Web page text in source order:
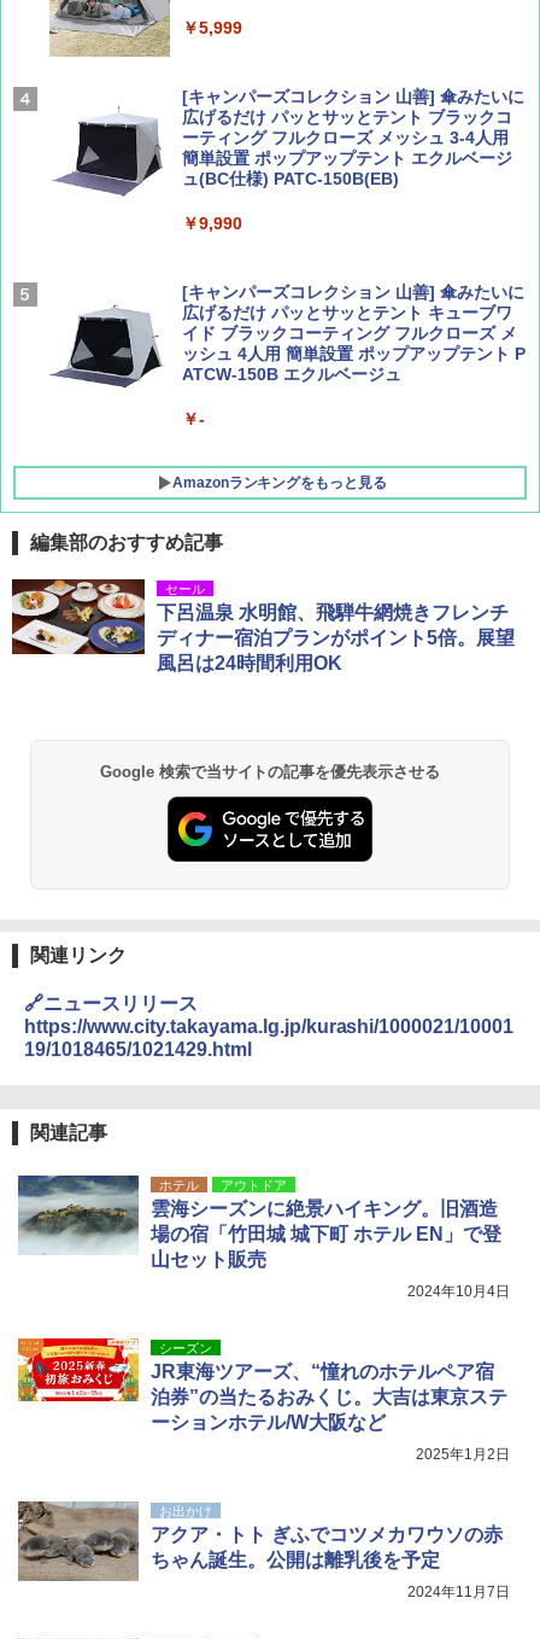
AIRLINE（エアライン）2026年9月号【特
集】ボーイング110周年を祝して！
￥1,760
ァキア 2026～2027 地球の歩き方A ヨーロッ
￥2,277
新しい日本地理 地図・統計・移動から読み
解く (講談社現代新書)
￥1,540
￥5,999
[キャンパーズコレクション 山善] 傘みたいに
広げるだけ パッとサッとテント ブラックコ
ーティング フルクローズ メッシュ 3-4人用
簡単設置 ポップアップテント エクルベージ
ュ(BC仕様) PATC-150B(EB)
￥9,990
[キャンパーズコレクション 山善] 傘みたいに
広げるだけ パッとサッとテント キューブワ
イド ブラックコーティング フルクローズ メ
ッシュ 4人用 簡単設置 ポップアップテント P
ATCW-150B エクルベージュ
￥-
Amazonランキングをもっと見る
DEWEL パラソル 大型 ビーチ アウトドアパ
ラソル ガーデン サイトシート付 折りたたみ
防水 UVカット 4段階高さ調整 軽量 収納袋付
き
【日本企業販売】超強力クマ対策スプレー 30
0ml（連続噴射30秒）110ml（連続噴射15
秒）射程5～10m 安全ロック搭載 携帯収納袋
付き ヒグマ・イノシシ対策 自治体・教育機
関の購入実績 登山・キャンプ・アウトドア・
GRANDOOR ステンレス保冷剤 2個セット 2
026リニューアル 急速冷凍 空間倍増 衛生的
コンパクト 保冷力長持ち
USB充電式 高精度 超長距離照射 長時間使用
可能 安全ロック付き 高安全性 金属製耐久 コ
ンパクト多機能設計 持ち運び便利 アウトド
ア/オフィス/教育現場/展示会用 緑
電動エアーポンプ SUP用 20PSI 電動ポンプ
ゴムボート 空気入れ 空気抜き 自動停止 過熱
保護 日光可読lcd 7種類ノズル付き
編集部のおすすめ記事
セール
下呂温泉 水明館、飛騨牛網焼きフレンチ
ディナー宿泊プランがポイント5倍。展望
風呂は24時間利用OK
Google 検索で当サイトの記事を優先表示させる
関連リンク
🔗ニュースリリース
https://www.city.takayama.lg.jp/kurashi/1000021/10001
19/1018465/1021429.html
関連記事
ホテル アウトドア
雲海シーズンに絶景ハイキング。旧酒造
場の宿「竹田城 城下町 ホテル EN」で登
山セット販売
2024年10月4日
シーズン
JR東海ツアーズ、“憧れのホテルペア宿
泊券”の当たるおみくじ。大吉は東京ステ
ーションホテル/W大阪など
2025年1月2日
お出かけ
アクア・トト ぎふでコツメカワウソの赤
ちゃん誕生。公開は離乳後を予定
2024年11月7日